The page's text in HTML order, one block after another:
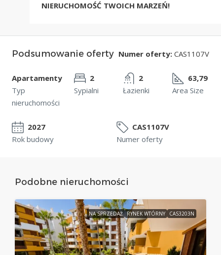
NIERUCHOMOŚĆ TWOICH MARZEŃ!
Podsumowanie oferty Numer oferty: CAS1107V
Apartamenty
Typ
nieruchomości
2
Sypialni
2
Łazienki
63,79
Area Size
2027
Rok budowy
CAS1107V
Numer oferty
Podobne nieruchomości
NA SPRZEDAŻ RYNEK WTÓRNY CAS3203N